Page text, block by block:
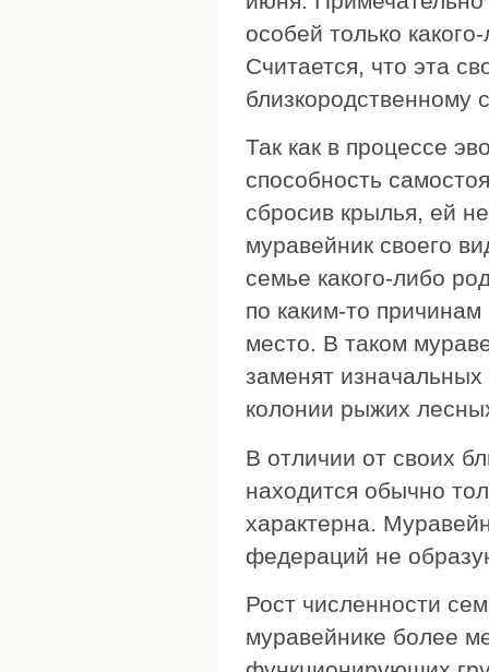
особей только
Считается, что эта
близкородственному
Так как в процессе
способность
сбросив крылья, ей
муравейник своего
семье какого-либо
по каким-то
место. В таком
заменят
колонии рыжих
В отличии от своих
находится обычно
характерна.
федераций не
Рост численности
муравейнике более